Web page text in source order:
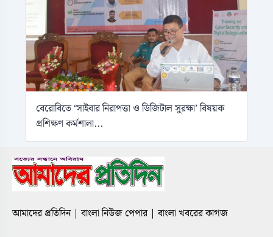
বেরোবিতে ‘সাইবার নিরাপত্তা ও ডিজিটাল সুরক্ষা’ বিষয়ক
প্রশিক্ষণ কর্মশালা...
আমাদের প্রতিদিন | বাংলা নিউজ পেপার | বাংলা খবরের কাগজ